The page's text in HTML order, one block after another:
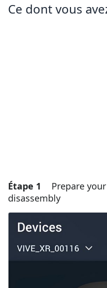
Ce dont vous
Étape 1
Prepare
disassembly